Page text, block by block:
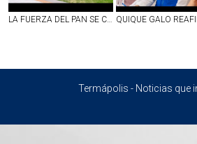
LA FUERZA DEL PAN SE CONSOLIDA Y EL GPPAN REFRENDA LA UNIDAD Y ENTEREZA PARA AFRONTAR LOS RETOS DE AGUASCALIENTES
Termápolis - Noticias que